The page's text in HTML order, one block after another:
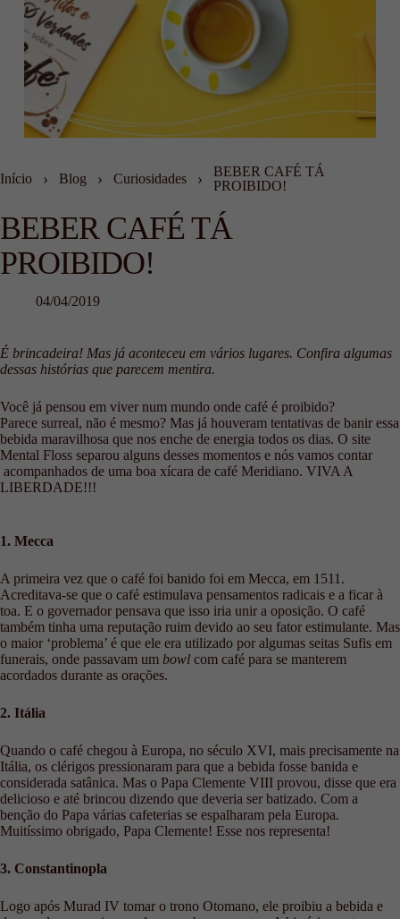
Início › Blog › Curiosidades ›
BEBER CAFÉ TÁ
PROIBIDO!
BEBER CAFÉ TÁ
PROIBIDO!
04/04/2019
É brincadeira! Mas já aconteceu em vários lugares. Confira algumas
dessas histórias que parecem mentira.
Você já pensou em viver num mundo onde café é proibido?
Parece surreal, não é mesmo? Mas já houveram tentativas de banir essa
bebida maravilhosa que nos enche de energia todos os dias. O site
Mental Floss separou alguns desses momentos e nós vamos contar
acompanhados de uma boa xícara de café Meridiano. VIVA A
LIBERDADE!!!
1. Mecca
A primeira vez que o café foi banido foi em Mecca, em 1511.
Acreditava-se que o café estimulava pensamentos radicais e a ficar à
toa. E o governador pensava que isso iria unir a oposição. O café
também tinha uma reputação ruim devido ao seu fator estimulante. Mas
o maior ‘problema’ é que ele era utilizado por algumas seitas Sufis em
funerais, onde passavam um bowl com café para se manterem
acordados durante as orações.
2. Itália
Quando o café chegou à Europa, no século XVI, mais precisamente na
Itália, os clérigos pressionaram para que a bebida fosse banida e
considerada satânica. Mas o Papa Clemente VIII provou, disse que era
delicioso e até brincou dizendo que deveria ser batizado. Com a
benção do Papa várias cafeterias se espalharam pela Europa.
Muitíssimo obrigado, Papa Clemente! Esse nos representa!
3. Constantinopla
Logo após Murad IV tomar o trono Otomano, ele proibiu a bebida e